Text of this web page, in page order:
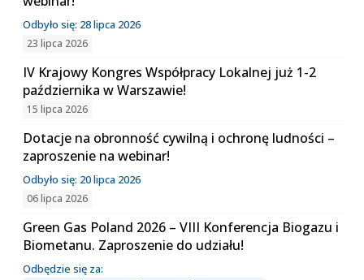
Odbyło się: 28 lipca 2026
23 lipca 2026
IV Krajowy Kongres Współpracy Lokalnej już 1-2
października w Warszawie!
15 lipca 2026
Dotacje na obronność cywilną i ochronę ludności –
zaproszenie na webinar!
Odbyło się: 20 lipca 2026
06 lipca 2026
Green Gas Poland 2026 – VIII Konferencja Biogazu i
Biometanu. Zaproszenie do udziału!
Odbędzie się za: